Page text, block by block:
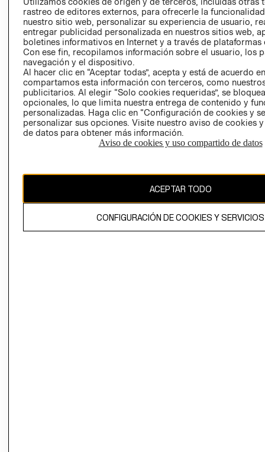
Y ÉTICA (INGLÉS)
PETICIONES
QUEJAS Y
RECLAMOS
Colombia ($)
CAMBIAR REGIÓN
El contenido de esta página web está protegido por copyright y es
rastreo de editores externos, para ofrecerle la
nuestro sitio web, personalizar su experiencia de usuario,
entregar publicidad personalizada en nuestros sitios web,
boletines informativos en Internet y a través de plataformas
Con ese fin, recopilamos información sobre el usuario, los
navegación y el dispositivo.
Al hacer clic en “Aceptar todas”, acepta y está de acuerdo
compartamos esta información con terceros, como
publicitarios. Al elegir “Solo cookies requeridas”, se
opcionales, lo que limita nuestra entrega de contenido y
personalizadas. Haga clic en “Configuración de cookies y
personalizar sus opciones. Visite nuestro aviso de cookies
de datos para obtener más información.
Aviso de cookies y uso compartido de datos
ACEPTAR TODO
CONFIGURACIÓN DE COOKIES Y SERVICIOS